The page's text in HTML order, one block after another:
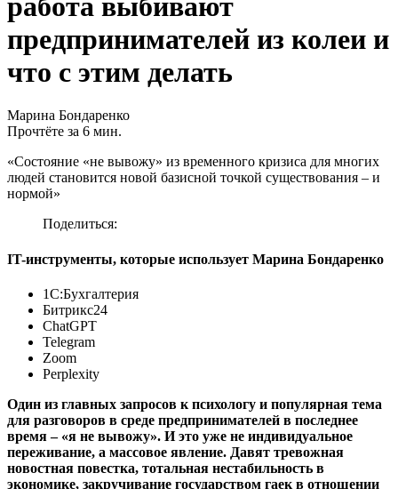
предпринимателей из колеи и
что с этим делать
Марина Бондаренко
Прочтёте за 6 мин.
«Состояние «не вывожу» из временного кризиса для многих
людей становится новой базисной точкой существования – и
нормой»
Поделиться:
IT-инструменты, которые использует Марина Бондаренко
1С:Бухгалтерия
Битрикс24
ChatGPT
Telegram
Zoom
Perplexity
Один из главных запросов к психологу и популярная тема
для разговоров в среде предпринимателей в последнее
время – «я не вывожу». И это уже не индивидуальное
переживание, а массовое явление. Давят тревожная
новостная повестка, тотальная нестабильность в
экономике, закручивание государством гаек в отношении